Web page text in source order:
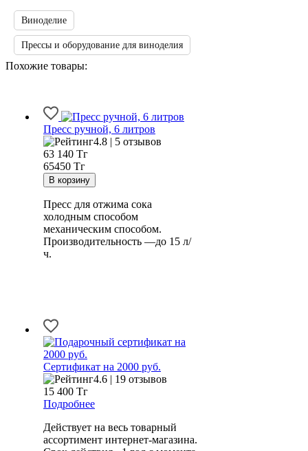
Виноделие
Прессы и оборудование для виноделия
Похожие товары:
Пресс ручной, 6 литров
4.8 | 5 отзывов
63 140 Тг
65450 Тг
Пресс для отжима сока
холодным способом
механическим способом.
Производительность —до 15 л/
ч.
Сертификат на 2000 руб.
4.6 | 19 отзывов
15 400 Тг
Подробнее
Действует на весь товарный
ассортимент интернет-магазина.